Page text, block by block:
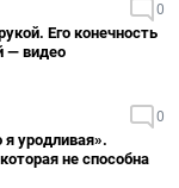
0
Его конечность
— видео
0
я уродливая».
не способна